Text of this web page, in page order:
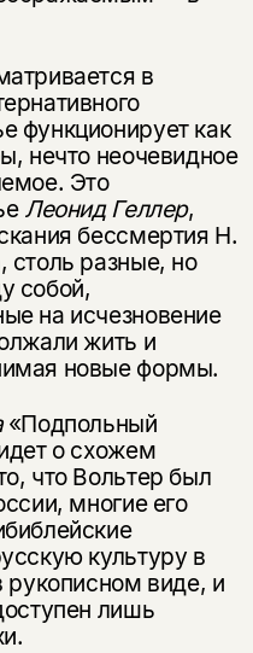
в
функционирует как
нечто неочевидное
Это
Леонид Геллер,
бессмертия Н.
разные, но
собой,
на исчезновение
жить и
новые формы.
«Подпольный
о схожем
что Вольтер был
многие его
культуру в
рукописном виде, и
лишь